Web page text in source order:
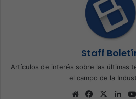
Staff
Artículos de interés sobre las últimas
el campo de la
Sitio
Facebook
X